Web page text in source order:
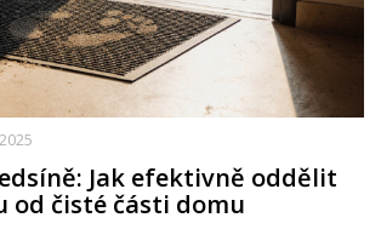
Jak efektivně oddělit
od čisté části domu